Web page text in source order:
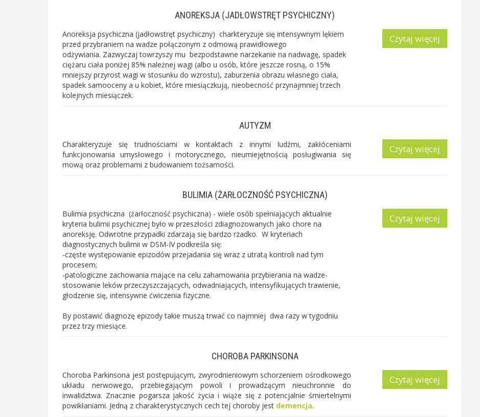
ANOREKSJA (JADŁOWSTRĘT PSYCHICZNY)
Anoreksja psychiczna (jadłowstręt psychiczny) charkteryzuje się intensywnym lękiem
przed przybraniem na wadze połączonym z odmową prawidłowego
odżywiania. Zazwyczaj towrzyszy mu bezpodstawne narzekanie na nadwagę, spadek
ciężaru ciała poniżej 85% należnej wagi (albo u osób, które jeszcze rosną, o 15%
mniejszy przyrost wagi w stosunku do wzrostu), zaburzenia obrazu własnego ciała,
spadek samooceny a u kobiet, które miesiączkują, nieobecność przynajmniej trzech
kolejnych miesiączek.
Czytaj więcej
AUTYZM
Charakteryzuje się trudnościami w kontaktach z innymi ludźmi, zakłóceniami
funkcjonowania umysłowego i motorycznego, nieumiejętnością posługiwania się
mową oraz problemami z budowaniem tożsamości.
Czytaj więcej
BULIMIA (ŻARŁOCZNOŚĆ PSYCHICZNA)
Bulimia psychiczna (żarłoczność psychiczna) - wiele osób spełniających aktualnie
kryteria bulimii psychicznej było w przeszłości zdiagnozowanych jako chore na
anoreksję. Odwrotne przypadki zdarzają się bardzo rzadko. W kryteriach
diagnostycznych bulimii w DSM-IV podkreśla się:
-częste występowanie epizodów przejadania się wraz z utratą kontroli nad tym
procesem;
-patologiczne zachowania mające na celu zahamowania przybierania na wadze-
stosowanie leków przeczyszczających, odwadniających, intensyfikujących trawienie,
głodzenie się, intensywne ćwiczenia fizyczne.
By postawić diagnozę epizody takie muszą trwać co najmniej dwa razy w tygodniu
przez trzy miesiące.
Czytaj więcej
CHOROBA PARKINSONA
Choroba Parkinsona jest postępującym, zwyrodnieniowym schorzeniem ośrodkowego
układu nerwowego, przebiegającym powoli i prowadzącym nieuchronnie do
inwalidztwa. Znacznie pogarsza jakość życia i wiąże się z potencjalnie śmiertelnymi
powikłaniami. Jedną z charakterystycznych cech tej choroby jest demencja.
Czytaj więcej